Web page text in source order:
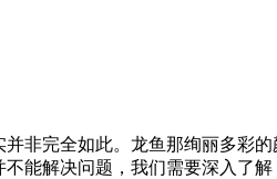
非完全如此。龙鱼那绚丽多彩
能解决问题，我们需要深入了